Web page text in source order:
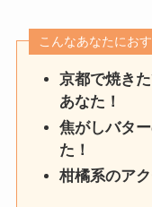
こんなあなたにおす
京都で焼き
あなた！
焦がしバタ
た！
柑橘系のア